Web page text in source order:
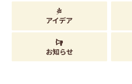
アイデア
お知らせ